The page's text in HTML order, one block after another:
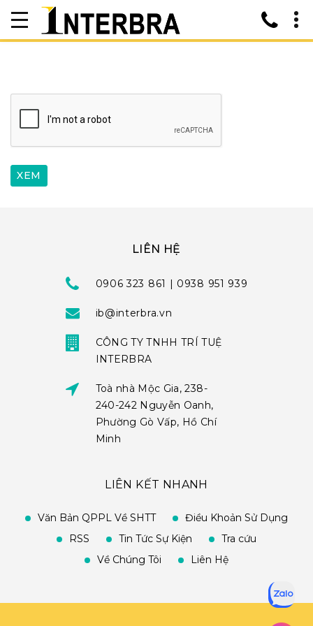
LIÊN HỆ
0906 323 861 | 0938 951 939
ib@interbra.vn
CÔNG TY TNHH TRÍ TUỆ
INTERBRA
Toà nhà Mộc Gia, 238-
240-242 Nguyễn Oanh,
Phường Gò Vấp, Hồ Chí
Minh
LIÊN KẾT NHANH
Văn Bản QPPL Về SHTT
Điều Khoản Sử Dụng
RSS
Tin Tức Sự Kiện
Tra cứu
Về Chúng Tôi
Liên Hệ